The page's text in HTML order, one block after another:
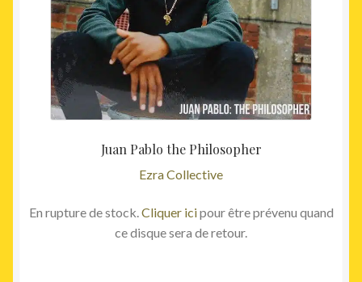
Juan Pablo the Philosopher
Ezra Collective
En rupture de stock.Cliquer icipour être prévenu quand
ce disque sera de retour.